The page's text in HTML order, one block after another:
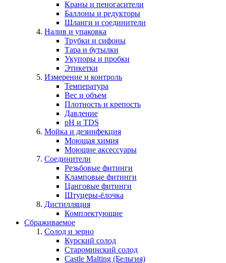
Краны и пеногасители
Баллоны и редукторы
Шланги и соединители
Налив и упаковка
Трубки и сифоны
Тара и бутылки
Укупоры и пробки
Этикетки
Измерение и контроль
Температура
Вес и объем
Плотность и крепость
Давление
pH и TDS
Мойка и дезинфекция
Моющая химия
Моющие аксессуары
Соединители
Резьбовые фитинги
Кламповые фитинги
Цанговые фитинги
Штуцеры-ёлочка
Дистилляция
Комплектующие
Сбраживаемое
Солод и зерно
Курский солод
Староминский солод
Castle Malting (Бельгия)